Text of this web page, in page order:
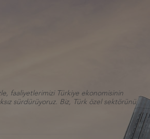
faaliyetlerimizi Türkiye ekonomisinin
sürdürüyoruz. Biz, Türk özel sektörünü